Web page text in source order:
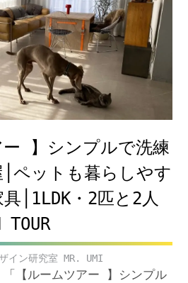
ー 】シンプルで洗練
ペットも暮らしやす
│1LDK・2匹と2人
TOUR
イン研究室 MR. UMI
【ルームツアー 】シンプル